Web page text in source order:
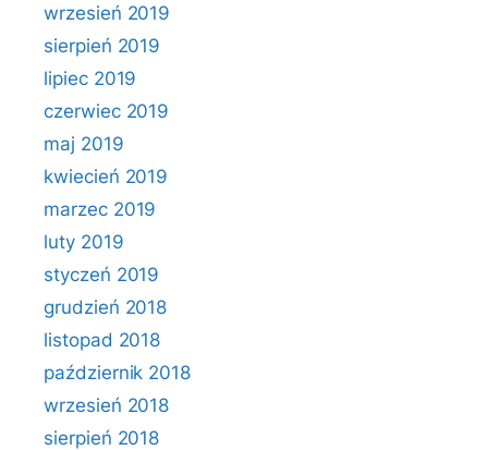
wrzesień 2019
sierpień 2019
lipiec 2019
czerwiec 2019
maj 2019
kwiecień 2019
marzec 2019
luty 2019
styczeń 2019
grudzień 2018
listopad 2018
październik 2018
wrzesień 2018
sierpień 2018